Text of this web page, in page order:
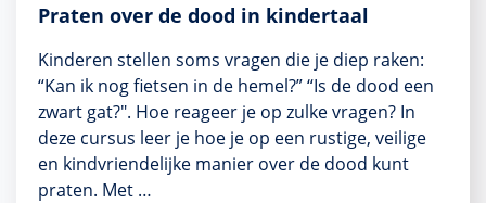
Praten over de dood in kindertaal
Kinderen stellen soms vragen die je diep raken:
“Kan ik nog fietsen in de hemel?” “Is de dood een
zwart gat?". Hoe reageer je op zulke vragen? In
deze cursus leer je hoe je op een rustige, veilige
en kindvriendelijke manier over de dood kunt
praten. Met …